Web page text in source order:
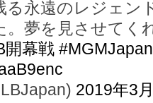
る永遠のレジェン
。夢を見させてく
開幕戦 #MGMJapan
2019年3